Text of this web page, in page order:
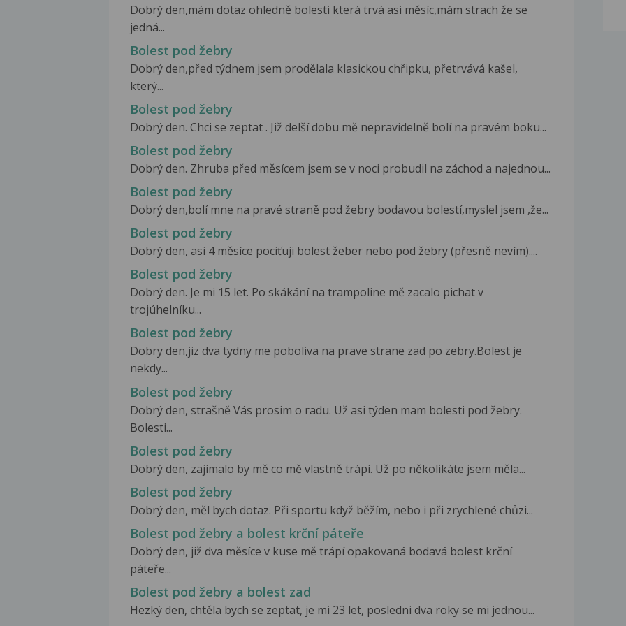
Dobrý den,mám dotaz ohledně bolesti která trvá asi měsíc,mám strach že se
jedná...
Bolest pod žebry
Dobrý den,před týdnem jsem prodělala klasickou chřipku, přetrvává kašel,
který...
Bolest pod žebry
Dobrý den. Chci se zeptat . Již delší dobu mě nepravidelně bolí na pravém boku...
Bolest pod žebry
Dobrý den. Zhruba před měsícem jsem se v noci probudil na záchod a najednou...
Bolest pod žebry
Dobrý den,bolí mne na pravé straně pod žebry bodavou bolestí,myslel jsem ,že...
Bolest pod žebry
Dobrý den, asi 4 měsíce pociťuji bolest žeber nebo pod žebry (přesně nevím)....
Bolest pod žebry
Dobrý den. Je mi 15 let. Po skákání na trampoline mě zacalo pichat v
trojúhelníku...
Bolest pod žebry
Dobry den,jiz dva tydny me poboliva na prave strane zad po zebry.Bolest je
nekdy...
Bolest pod žebry
Dobrý den, strašně Vás prosim o radu. Už asi týden mam bolesti pod žebry.
Bolesti...
Bolest pod žebry
Dobrý den, zajímalo by mě co mě vlastně trápí. Už po několikáte jsem měla...
Bolest pod žebry
Dobrý den, měl bych dotaz. Při sportu když běžím, nebo i při zrychlené chůzi...
Bolest pod žebry a bolest krční páteře
Dobrý den, již dva měsíce v kuse mě trápí opakovaná bodavá bolest krční
páteře...
Bolest pod žebry a bolest zad
Hezký den, chtěla bych se zeptat, je mi 23 let, posledni dva roky se mi jednou...